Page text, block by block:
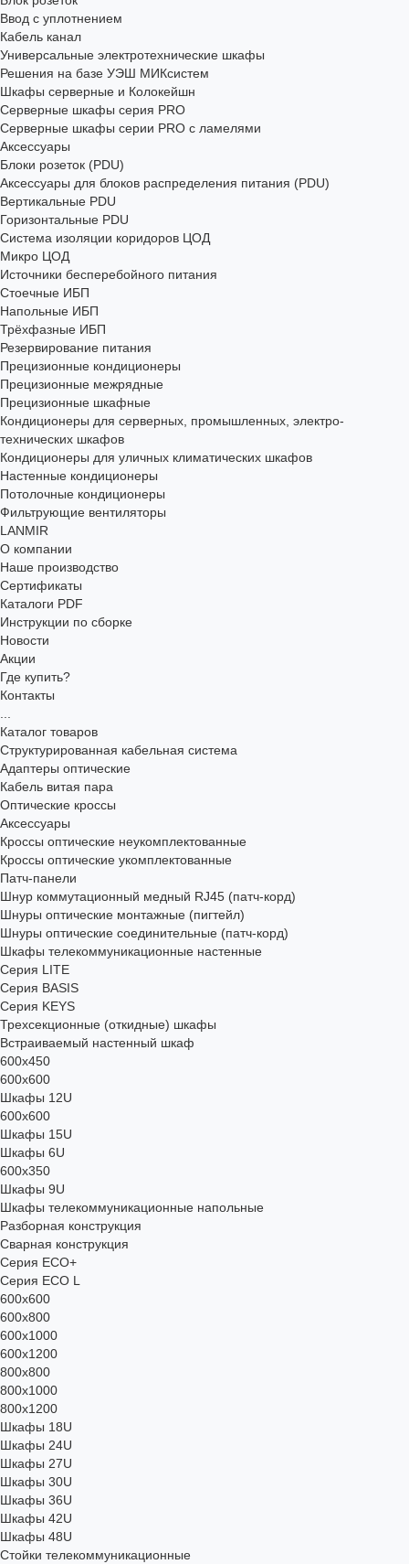
Ввод с уплотнением
Кабель канал
Универсальные электротехнические шкафы
Решения на базе УЭШ МИКсистем
Шкафы серверные и Колокейшн
Серверные шкафы серия PRO
Серверные шкафы серии PRO с ламелями
Аксессуары
Блоки розеток (PDU)
Аксессуары для блоков распределения питания (PDU)
Вертикальные PDU
Горизонтальные PDU
Система изоляции коридоров ЦОД
Микро ЦОД
Источники бесперебойного питания
Стоечные ИБП
Напольные ИБП
Трёхфазные ИБП
Резервирование питания
Прецизионные кондиционеры
Прецизионные межрядные
Прецизионные шкафные
Кондиционеры для серверных, промышленных, электро-
технических шкафов
Кондиционеры для уличных климатических шкафов
Настенные кондиционеры
Потолочные кондиционеры
Фильтрующие вентиляторы
LANMIR
О компании
Наше производство
Сертификаты
Каталоги PDF
Инструкции по сборке
Новости
Акции
Где купить?
Контакты
...
Каталог товаров
Структурированная кабельная система
Адаптеры оптические
Кабель витая пара
Оптические кроссы
Аксессуары
Кроссы оптические неукомплектованные
Кроссы оптические укомплектованные
Патч-панели
Шнур коммутационный медный RJ45 (патч-корд)
Шнуры оптические монтажные (пигтейл)
Шнуры оптические соединительные (патч-корд)
Шкафы телекоммуникационные настенные
Cерия LITE
Cерия BASIS
Cерия KEYS
Трехсекционные (откидные) шкафы
Встраиваемый настенный шкаф
600x450
600x600
Шкафы 12U
600x600
Шкафы 15U
Шкафы 6U
600x350
Шкафы 9U
Шкафы телекоммуникационные напольные
Разборная конструкция
Сварная конструкция
Серия ECO+
Серия ECO L
600x600
600x800
600х1000
600х1200
800x800
800х1000
800х1200
Шкафы 18U
Шкафы 24U
Шкафы 27U
Шкафы 30U
Шкафы 36U
Шкафы 42U
Шкафы 48U
Стойки телекоммуникационные